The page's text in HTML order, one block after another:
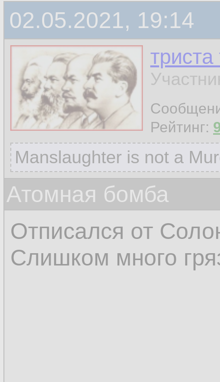
02.05.2021, 19:14
Рейтинг:
Manslaughter is not a
Атомная бомба
Отписался от
Слишком много